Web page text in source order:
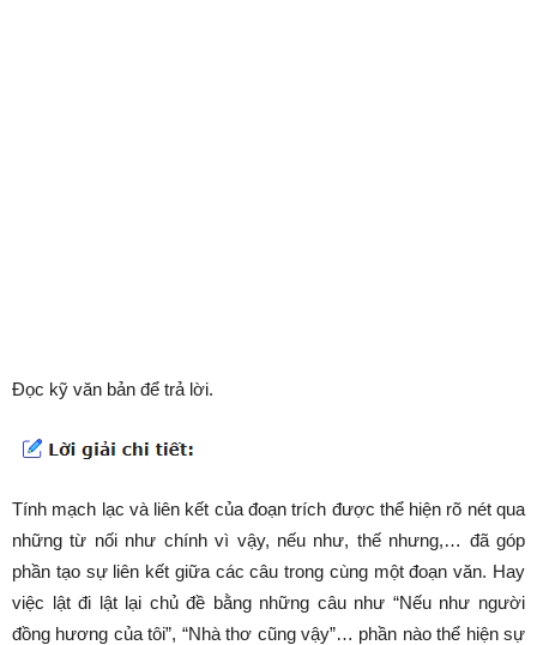
Đọc kỹ văn bản để trả lời.
Tính mạch lạc và liên kết của đoạn trích được thể hiện rõ nét qua
những từ nối như chính vì vậy, nếu như, thế nhưng,… đã góp
phần tạo sự liên kết giữa các câu trong cùng một đoạn văn. Hay
việc lật đi lật lại chủ đề bằng những câu như “Nếu như người
đồng hương của tôi”, “Nhà thơ cũng vậy”… phần nào thể hiện sự